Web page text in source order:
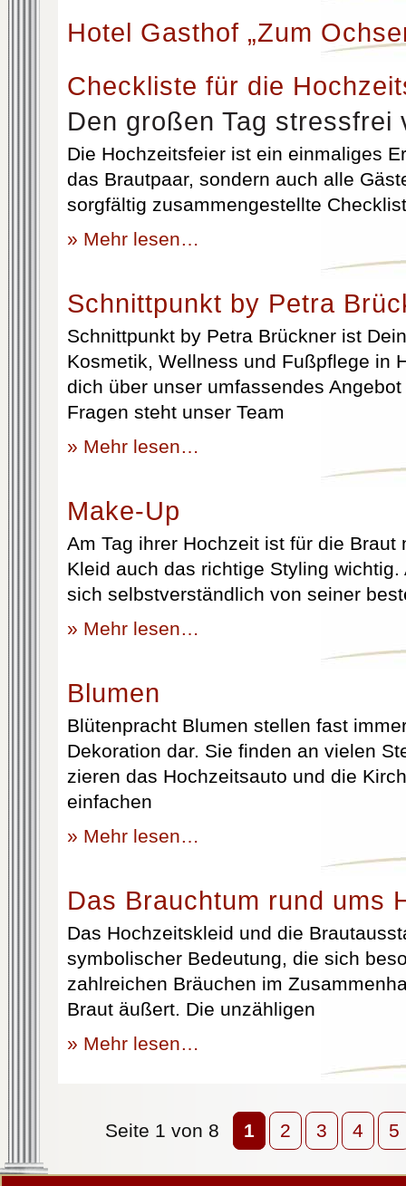
Hotel Gasthof „Zum
Checkliste für die
Den großen Tag stressfrei
Die Hochzeitsfeier ist ein einmaliges
das Brautpaar, sondern auch alle
sorgfältig zusammengestellte
» Mehr lesen…
Schnittpunkt by Petra
Schnittpunkt by Petra Brückner ist
Kosmetik, Wellness und Fußpflege in
dich über unser umfassendes
Fragen steht unser Team
» Mehr lesen…
Make-Up
Am Tag ihrer Hochzeit ist für die Braut
Kleid auch das richtige Styling
sich selbstverständlich von seiner
» Mehr lesen…
Blumen
Blütenpracht Blumen stellen fast
Dekoration dar. Sie finden an vielen
zieren das Hochzeitsauto und die
einfachen
» Mehr lesen…
Das Brauchtum rund ums
Das Hochzeitskleid und die
symbolischer Bedeutung, die sich
zahlreichen Bräuchen im
Braut äußert. Die unzähligen
» Mehr lesen…
Seite 1 von 8 1 2 3 4 5